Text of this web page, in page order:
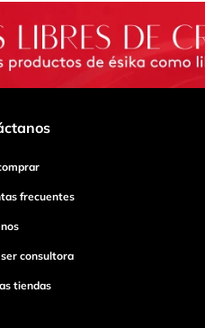
frecuentes
consultora
tiendas